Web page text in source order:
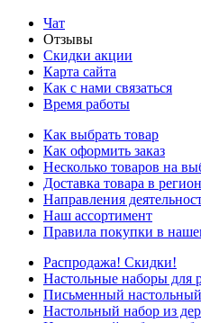
Чат
Отзывы
Скидки акции
Карта сайта
Как с нами связаться
Время работы
Как выбрать товар
Как оформить заказ
Несколько товаров на
Доставка товара в
Направления
Наш ассортимент
Правила покупки в
Распродажа! Скидки!
Настольные наборы для
Письменный
Настольный набор из